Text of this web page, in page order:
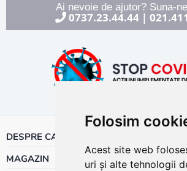
Folosim
Acest site web
uri și alte tehnologii
Ai nevoie de ajutor? Suna-
0737.23.44.44|
DESPRE CALOR
MAGAZIN